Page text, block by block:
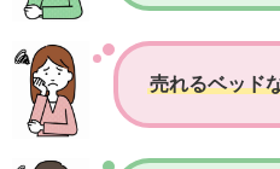
売れるベッド